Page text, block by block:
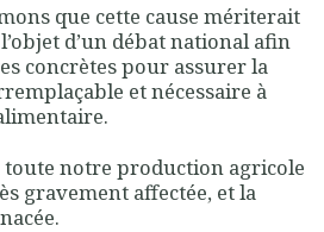
que cette cause mériterait
d’un débat national afin
concrètes pour assurer la
et nécessaire à
toute notre production agricole
gravement affectée, et la